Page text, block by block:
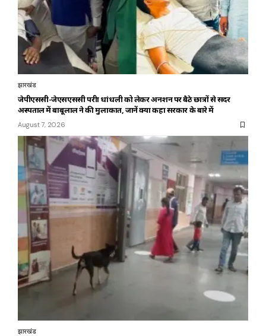
झारखंड
जेपीएससी-जेएसएससी परीक्षा धांधली को लेकर अनशन पर बैठे छात्रों से सदर
अस्पताल में बाबूलाल ने की मुलाकात, जानें क्या कहा सरकार के बारे में
August 7, 2026
झारखंड